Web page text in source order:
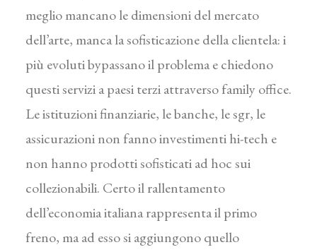
meglio mancano le dimensioni del mercato
dell’arte, manca la sofisticazione della clientela: i
più evoluti bypassano il problema e chiedono
questi servizi a paesi terzi attraverso family office.
Le istituzioni finanziarie, le banche, le sgr, le
assicurazioni non fanno investimenti hi-tech e
non hanno prodotti sofisticati ad hoc sui
collezionabili. Certo il rallentamento
dell’economia italiana rappresenta il primo
freno, ma ad esso si aggiungono quello